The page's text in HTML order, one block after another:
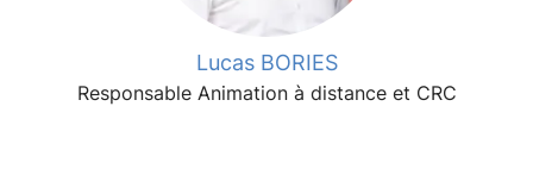
Lucas BORIES
Responsable Animation à distance et CRC